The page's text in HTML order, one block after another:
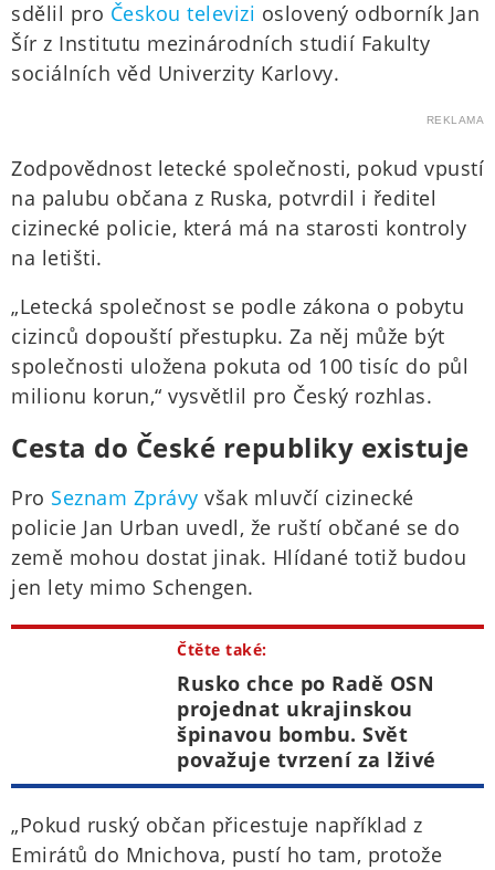
sdělil pro Českou televizi oslovený odborník Jan
Šír z Institutu mezinárodních studií Fakulty
sociálních věd Univerzity Karlovy.
REKLAMA
Zodpovědnost letecké společnosti, pokud vpustí
na palubu občana z Ruska, potvrdil i ředitel
cizinecké policie, která má na starosti kontroly
na letišti.
„Letecká společnost se podle zákona o pobytu
cizinců dopouští přestupku. Za něj může být
společnosti uložena pokuta od 100 tisíc do půl
milionu korun,“ vysvětlil pro Český rozhlas.
Cesta do České republiky existuje
Pro Seznam Zprávy však mluvčí cizinecké
policie Jan Urban uvedl, že ruští občané se do
země mohou dostat jinak. Hlídané totiž budou
jen lety mimo Schengen.
Čtěte také:
Rusko chce po Radě OSN
projednat ukrajinskou
špinavou bombu. Svět
považuje tvrzení za lživé
„Pokud ruský občan přicestuje například z
Emirátů do Mnichova, pustí ho tam, protože